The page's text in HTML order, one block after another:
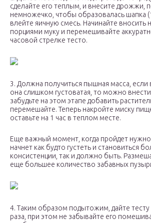
сделайте его теплым, и внесите дрожжи,
немножечко, чтобы образовалась шапка
влейте яичную смесь. Начинайте
порциями муку и перемешивайте
часовой стрелке тесто.
3. Должна получиться пышная масса, если
она слишком густоватая, то можно
забудьте на этом этапе добавить
перемешайте. Теперь накройте миску
оставьте на 1 час в теплом месте.
Еще важный момент, когда пройдет
начнет как будто густеть и становиться
консистенции, так и должно быть.
еще большее количество забавных
4. Таким образом подытожим, дайте тесту
раза, при этом не забывайте его